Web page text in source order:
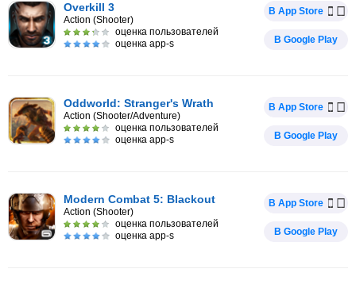
Overkill 3
Action (Shooter)
оценка пользователей
оценка app-s
В App Store
В Google Play
Oddworld: Stranger's Wrath
Action (Shooter/Adventure)
оценка пользователей
оценка app-s
В App Store
В Google Play
Modern Combat 5: Blackout
Action (Shooter)
оценка пользователей
оценка app-s
В App Store
В Google Play